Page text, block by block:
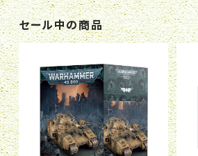
セール中の商品